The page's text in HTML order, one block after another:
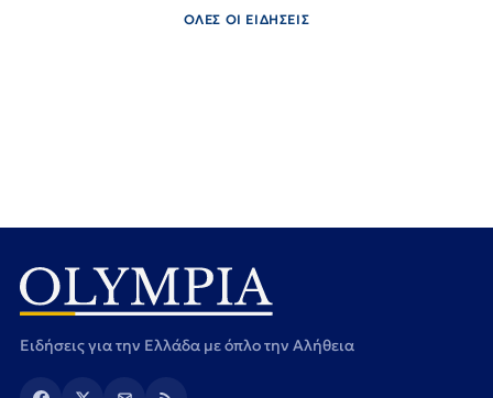
ΟΛΕΣ ΟΙ ΕΙΔΗΣΕΙΣ
Ειδήσεις για την Ελλάδα με όπλο την Αλήθεια